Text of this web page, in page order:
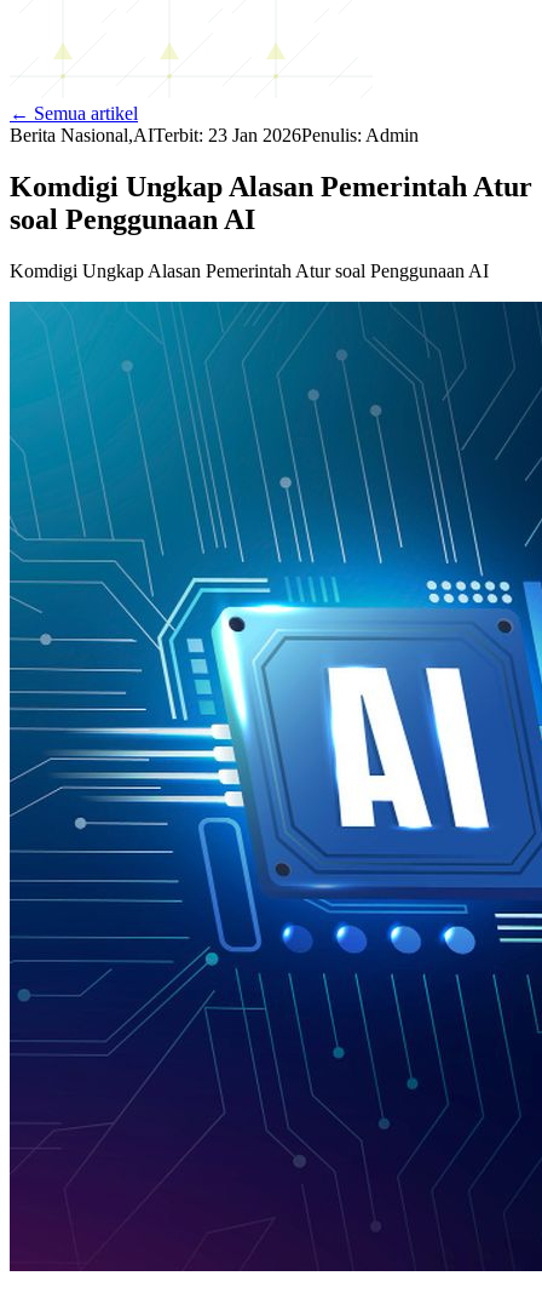
← Semua artikel
Berita Nasional,AITerbit: 23 Jan 2026Penulis: Admin
Komdigi Ungkap Alasan Pemerintah Atur
soal Penggunaan AI
Komdigi Ungkap Alasan Pemerintah Atur soal Penggunaan AI